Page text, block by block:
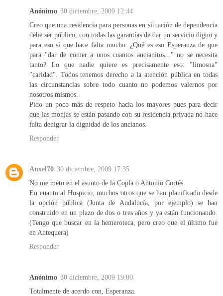
Anónimo 30 diciembre, 2009 12:44
Creo que una residencia para personas en situación de dependencia
debe ser público, con todas las garantías de dar un servicio digno y
para eso sí que hace falta mucho. ¿Qué es eso Esperanza de que
para "dar de comer a unos cuantos ancianitos..." no se necesita
tanto? Lo que nadie quiere es precisamente eso: "limosna"
"caridad". Todos tenemos derecho a la atención pública en todas
las circunstancias sobre todo cuanto no podemos valernos por
nosotros mismos.
Pido un poco más de respeto hacia los mayores pues para decir
que las monjas se están pasando con su residencia privada no hace
falta denigrar la dignidad de los ancianos.
Responder
Anxel70 30 diciembre, 2009 17:35
No me meto en el asunto de la Copla o Antonio Cortés.
En cuanto al Hospicio, muchos otros que se han planificado desde
la opción pública (Junta de Andalucía, por ejemplo) se han
construido en un plazo de dos o tres años y ya están funcionando.
(Tengo que buscar en la hemeroteca, pero creo que el último fue
en Antequera)
Responder
Anónimo 30 diciembre, 2009 19:00
Totalmente de acerdo con, Esperanza.